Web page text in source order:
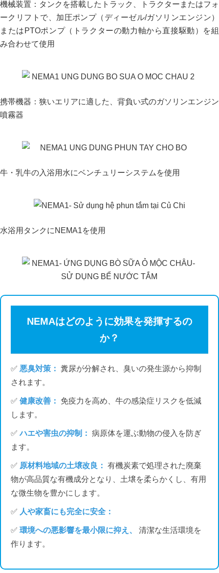
機械装置：タンクを搭載したトラック、トラクターまたはフォ
ークリフトで、加圧ポンプ（ディーゼル/ガソリンエンジン）
またはPTOポンプ（トラクターの動力軸から直接駆動）を組
み合わせて使用
携帯機器：狭いエリアに適した、背負い式のガソリンエンジン
噴霧器
牛・乳牛の入浴用水にベンチュリーシステムを使用
水浴用タンクにNEMA1を使用
NEMAはどのように効果を発揮するの
か？
✅ 悪臭対策： 糞尿が分解され、臭いの発生源から抑制
されます。
✅ 健康改善：
免疫力を高め、牛の感染症リスクを低減
します。
✅ハエや害虫の抑制： 病原体を運ぶ動物の侵入を防ぎ
ます。
✅ 原材料地域の土壌改良： 有機炭素で処理された廃棄
物が高品質な有機成分となり、土壌を柔らかくし、有用
な微生物を豊かにします。
✅ 人や家畜にも完全に安全：
✅ 環境への悪影響を最小限に抑え、
清潔な生活環境を
作ります。
ヴィナミルク ファーム ダ ラッ
06/10/2022